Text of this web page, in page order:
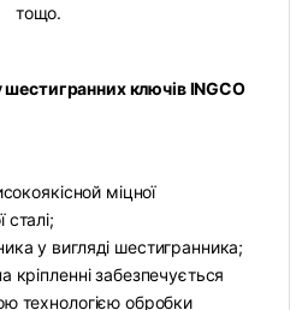
тощо.
ключів INGCO
міцної
сталі;
у вигляді шестигранника;
кріпленні забезпечується
технологією обробки